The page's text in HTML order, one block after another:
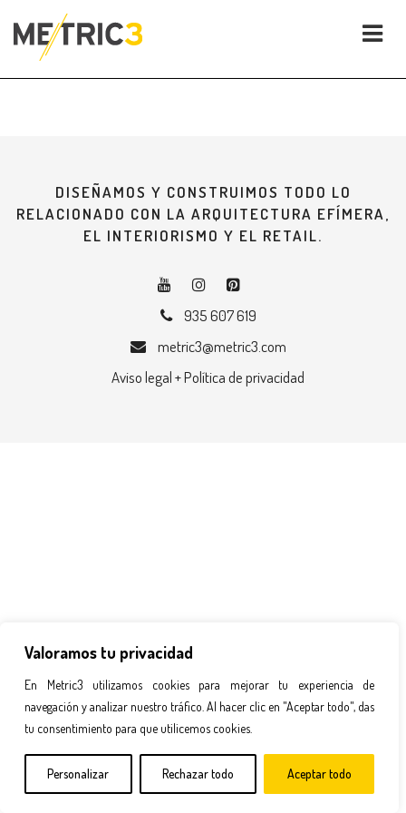
Valoramos tu privacidad
En Metric3 utilizamos cookies para mejorar tu experiencia de
navegación y analizar nuestro tráfico. Al hacer clic en "Aceptar todo", das
tu consentimiento para que utilicemos cookies.
Personalizar Rechazar todo Aceptar todo
DISEÑAMOS Y CONSTRUIMOS TODO LO
RELACIONADO CON LA ARQUITECTURA EFÍMERA,
EL INTERIORISMO Y EL RETAIL.
935 607 619
metric3@metric3.com
Aviso legal + Política de privacidad